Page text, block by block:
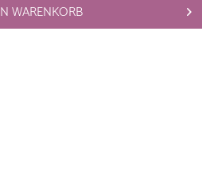
WARENKORB